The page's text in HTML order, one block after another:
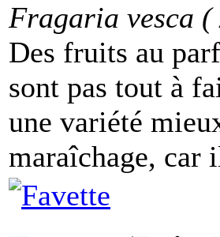
Fragaria vesca
Des fruits au
sont pas tout à
une variété
maraîchage, car